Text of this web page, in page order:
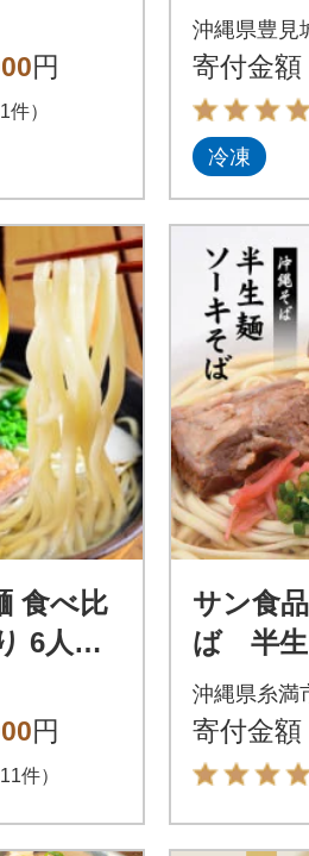
き 合計
前)
円
件）
てびち
め合わ
沖縄県豊見
寄付金額
冷凍
食べ比
6人前
付き)
円
件）
サン食
ば 半生
2食セッ
沖縄県糸満
寄付金額